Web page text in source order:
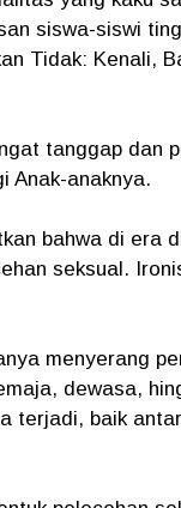
siswa-siswi
Tidak: Kenali,
tanggap dan
Anak-anaknya.
bahwa di era
seksual.
menyerang
dewasa,
terjadi, baik